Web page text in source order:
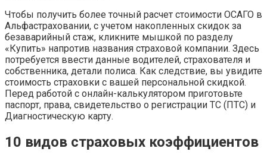
Чтобы получить более точный расчет стоимости ОСАГО в
Альфастраховании, с учетом накопленных скидок за
безаварийный стаж, кликните мышкой по разделу
«Купить» напротив названия страховой компании. Здесь
потребуется ввести данные водителей, страхователя и
собственника, детали полиса. Как следствие, вы увидите
стоимость страховки с вашей персональной скидкой.
Перед работой с онлайн-калькулятором приготовьте
паспорт, права, свидетельство о регистрации ТС (ПТС) и
Диагностическую карту.
10 видов страховых коэффициентов